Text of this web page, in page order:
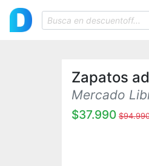
Zapatos
Mercado
$37.990